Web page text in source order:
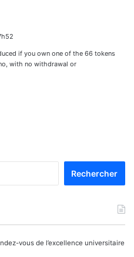
if you own one of the 66 tokens
with no withdrawal or
vous de l’excellence universitaire